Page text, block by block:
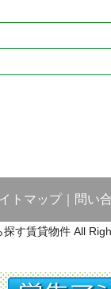
トマップ｜ 問い
す賃貸物件 All